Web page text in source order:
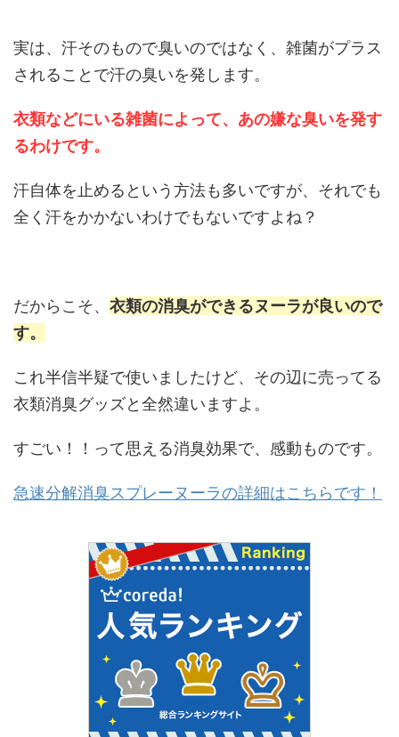
実は、汗そのもので臭いのではなく、雑菌がプラス
されることで汗の臭いを発します。
衣類などにいる雑菌によって、あの嫌な臭いを発す
るわけです。
汗自体を止めるという方法も多いですが、それでも
全く汗をかかないわけでもないですよね？
だからこそ、 衣類の消臭ができるヌーラが良いので
す。
これ半信半疑で使いましたけど、その辺に売ってる
衣類消臭グッズと全然違いますよ。
すごい！！って思える消臭効果で、感動ものです。
急速分解消臭スプレーヌーラの詳細はこちらです！